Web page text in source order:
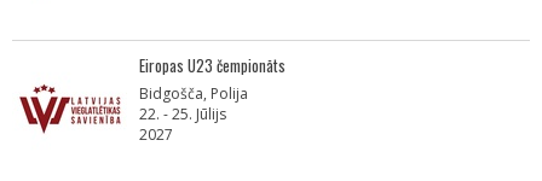
Eiropas U23 čempionāts
Bidgošča, Polija
22. - 25. Jūlijs
2027